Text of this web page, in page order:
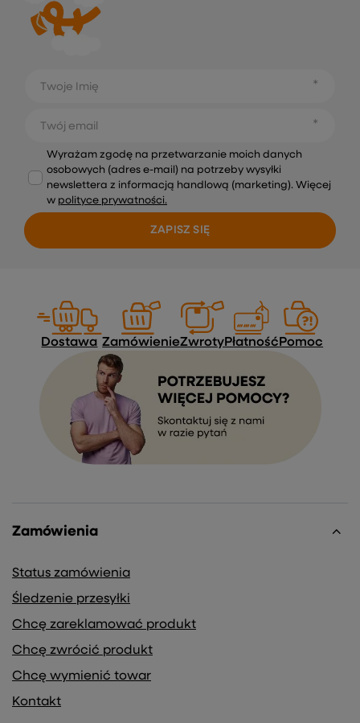
Twoje Imię
Twój email
Wyrażam zgodę na przetwarzanie moich danych
osobowych (adres e-mail) na potrzeby wysyłki
newslettera z informacją handlową (marketing). Więcej
w polityce prywatności.
ZAPISZ SIĘ
Dostawa ZamówienieZwrotyPłatność Pomoc
Zamówienia
Status zamówienia
Śledzenie przesyłki
Chcę zareklamować produkt
Chcę zwrócić produkt
Chcę wymienić towar
Kontakt